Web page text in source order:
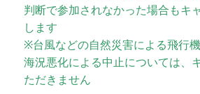
判断で参加されなかった場合もキ
します
※台風などの自然災害による飛行
海況悪化による中止については、
ただきません